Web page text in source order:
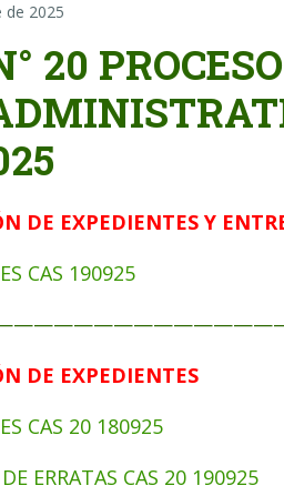
de 2025
20
DE EXPEDIENTES Y
CAS 190925
DE EXPEDIENTES
CAS 20 180925
DE ERRATAS CAS 20 190925